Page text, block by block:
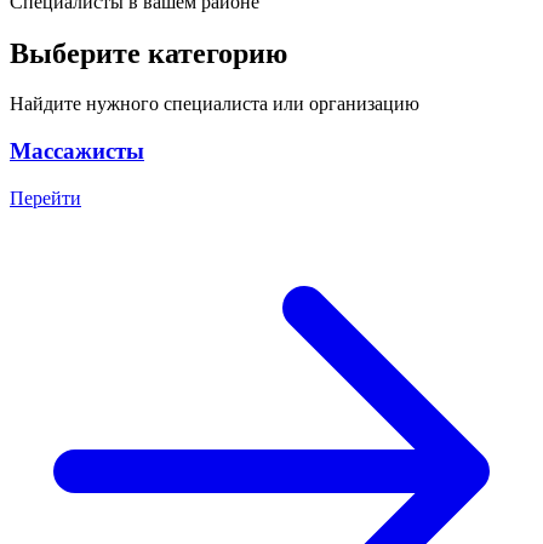
Выберите категорию
Найдите нужного специалиста или организацию
Массажисты
Перейти